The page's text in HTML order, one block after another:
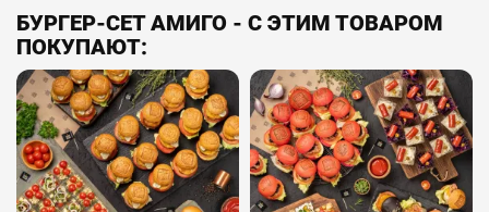
БУРГЕР-СЕТ АМИГО - С ЭТИМ ТОВАРОМ
ПОКУПАЮТ: